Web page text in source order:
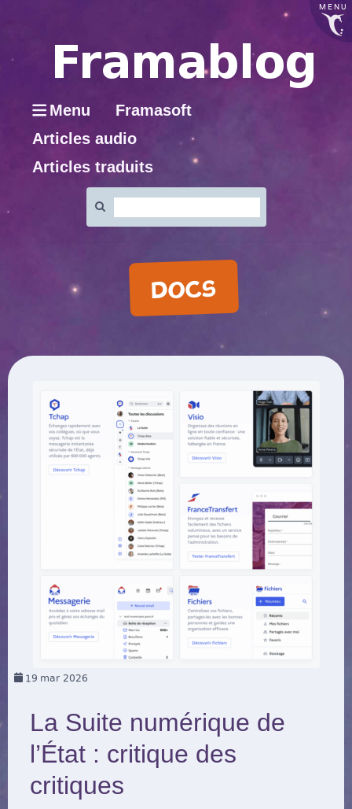
MENU
Menu
Framasoft
Articles audio
Articles traduits
:
DOCS
19 mar 2026
La Suite numérique de
l’État : critique des
critiques